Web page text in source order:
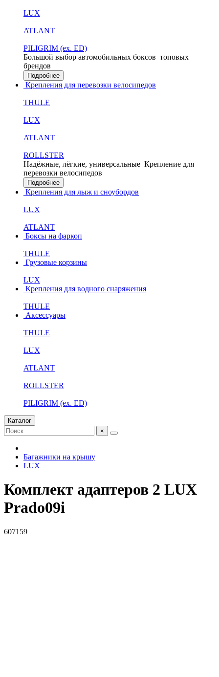
LUX
ATLANT
PILIGRIM (ex. ED)
Большой выбор автомобильных боксов топовых
брендов
Подробнее
Крепления для перевозки велосипедов
THULE
LUX
ATLANT
ROLLSTER
Надёжные, лёгкие, универсальные Крепление для
перевозки велосипедов
Подробнее
Крепления для лыж и сноубордов
LUX
ATLANT
Боксы на фаркоп
THULE
Грузовые корзины
LUX
Крепления для водного снаряжения
THULE
Аксессуары
THULE
LUX
ATLANT
ROLLSTER
PILIGRIM (ex. ED)
Каталог
×
Багажники на крышу
LUX
Комплект адаптеров 2 LUX
Prado09i
607159